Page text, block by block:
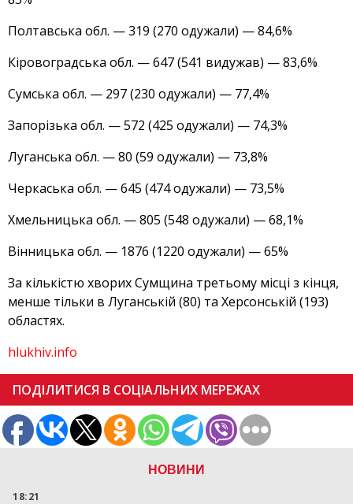
НОВИНИ
18:21
Полтавська обл. — 319 (270 одужали) — 84,6%
Кіровоградська обл. — 647 (541 видужав) — 83,6%
Сумська обл. — 297 (230 одужали) — 77,4%
Запорізька обл. — 572 (425 одужали) — 74,3%
Луганська обл. — 80 (59 одужали) — 73,8%
Черкаська обл. — 645 (474 ​​одужали) — 73,5%
Хмельницька обл. — 805 (548 одужали) — 68,1%
Вінницька обл. — 1876 (1220 одужали) — 65%
За кількістю хворих Сумщина третьому місці з кінця,
менше тільки в Луганській (80) та Херсонській (193)
областях.
hlukhiv.info
ПОДІЛИТИСЯ В СОЦІАЛЬНИХ МЕРЕЖАХ